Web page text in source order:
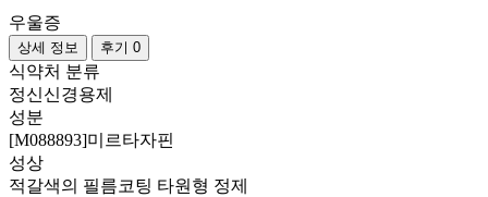
우울증
상세 정보 후기 0
식약처 분류
정신신경용제
성분
[M088893]미르타자핀
성상
적갈색의 필름코팅 타원형 정제